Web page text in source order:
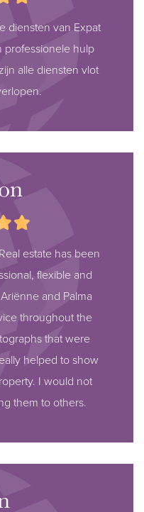
diensten van Expat
professionele hulp
alle diensten vlot
estate has been
flexible and
and Palma
throughout the
that were
helped to show
I would not
them to others.